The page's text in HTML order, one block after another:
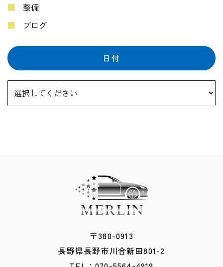
整備
ブログ
日付
〒380-0913
​​​​​​​長野県長野市川合新田801-2